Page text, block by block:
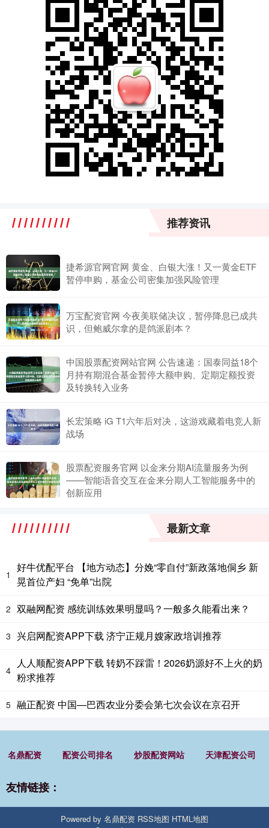
推荐资讯
捷希源官网官网 黄金、白银大涨！又一黄金ETF
暂停申购，基金公司密集加强风险管理
万宝配资官网 今夜美联储决议，暂停降息已成共
识，但鲍威尔拿的是鸽派剧本？
中国股票配资网站官网 公告速递：国泰同益18个
月持有期混合基金暂停大额申购、定期定额投资
及转换转入业务
长宏策略 iG T1六年后对决，这游戏藏着电竞人新
战场
股票配资服务官网 以金来分期AI流量服务为例
——智能语音交互在金来分期人工智能服务中的
创新应用
最新文章
1
好牛优配平台 【地方动态】分娩“零自付”新政落地侗乡 新
晃首位产妇 “免单”出院
2 双融网配资 感统训练效果明显吗？一般多久能看出来？
3 兴启网配资APP下载 济宁正规月嫂家政培训推荐
4
人人顺配资APP下载 转奶不踩雷！2026奶源好不上火的奶
粉求推荐
5 融正配资 中国—巴西农业分委会第七次会议在京召开
名鼎配资 配资公司排名 炒股配资网站 天津配资公司
友情链接：
Powered by 名鼎配资 RSS地图 HTML地图